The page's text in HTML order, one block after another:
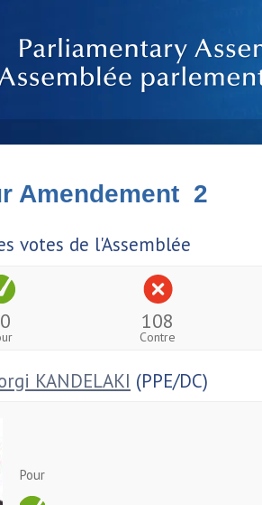
Amendement 2
votes de l'Assemblée
108
Contre
KANDELAKI (PPE/DC)
Pour